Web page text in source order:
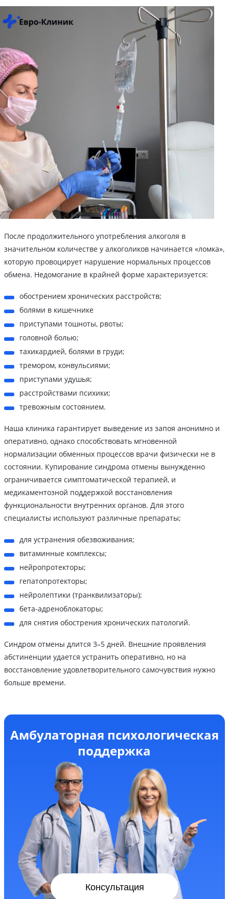
После продолжительного употребления алкоголя в
значительном количестве у алкоголиков начинается «ломка»,
которую провоцирует нарушение нормальных процессов
обмена. Недомогание в крайней форме характеризуется:
обострением хронических расстройств;
болями в кишечнике
приступами тошноты, рвоты;
головной болью;
тахикардией, болями в груди;
тремором, конвульсиями;
приступами удушья;
расстройствами психики;
тревожным состоянием.
Наша клиника гарантирует выведение из запоя анонимно и
оперативно, однако способствовать мгновенной
нормализации обменных процессов врачи физически не в
состоянии. Купирование синдрома отмены вынужденно
ограничивается симптоматической терапией, и
медикаментозной поддержкой восстановления
функциональности внутренних органов. Для этого
специалисты используют различные препараты;
для устранения обезвоживания;
витаминные комплексы;
нейропротекторы;
гепатопротекторы;
нейролептики (транквилизаторы);
бета-адреноблокаторы;
для снятия обострения хронических патологий.
Синдром отмены длится 3–5 дней. Внешние проявления
абстиненции удается устранить оперативно, но на
восстановление удовлетворительного самочувствия нужно
больше времени.
Амбулаторная психологическая
поддержка
Консультация